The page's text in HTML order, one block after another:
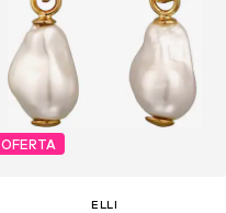
OFERTA
ELLI